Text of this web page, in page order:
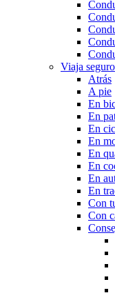
Viaja seguro
Atrás
A pie
En
En
En
En
En
En
En
En
Con
Con